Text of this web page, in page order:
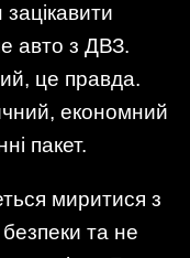
авто з ДВЗ.
це правда.
економний
пакет.
миритися з
та не